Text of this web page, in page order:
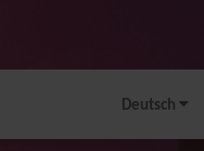
Deutsch